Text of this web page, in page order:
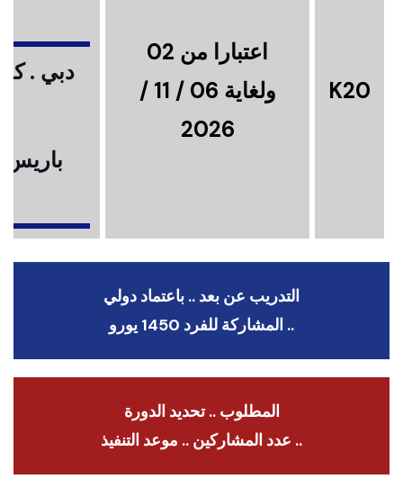
K20
اعتبارا من 02
ولغاية 06 / 11 /
2026
دبي .
باريس
التدريب عن بعد .. باعتماد دولي
.. المشاركة للفرد 1450 يورو
المطلوب .. تحديد الدورة
.. عدد المشاركين .. موعد التنفيذ